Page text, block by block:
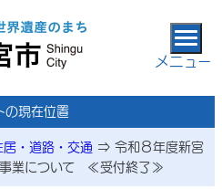
メニュー
の現在位置
居・道路・交通 ⇒ 令和８年度新宮
事業について ≪受付終了≫